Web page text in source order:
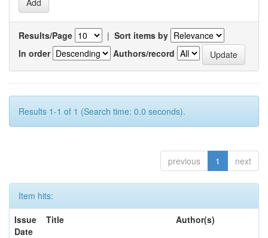
Results/Page | Sort items by
In order
Authors/record
Results 1-1 of 1 (Search time: 0.0 seconds).
previous 1 next
Item hits:
Issue
Date
Title Author(s)